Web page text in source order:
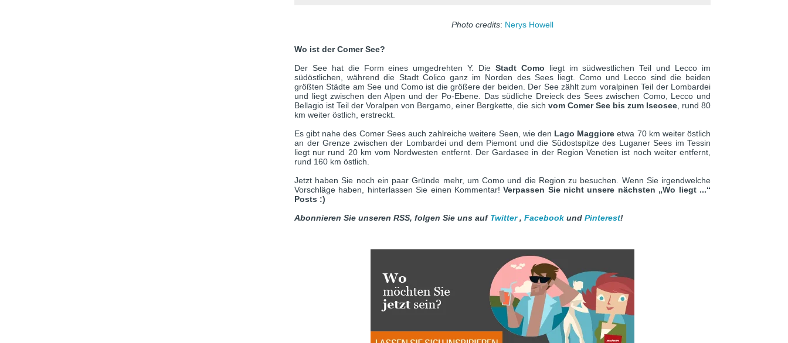
Photo credits: Nerys Howell
Wo ist der Comer See?
Der See hat die Form eines umgedrehten Y. Die Stadt Como liegt im südwestlichen Teil und Lecco im
südöstlichen, während die Stadt Colico ganz im Norden des Sees liegt. Como und Lecco sind die beiden
größten Städte am See und Como ist die größere der beiden. Der See zählt zum voralpinen Teil der Lombardei
und liegt zwischen den Alpen und der Po-Ebene. Das südliche Dreieck des Sees zwischen Como, Lecco und
Bellagio ist Teil der Voralpen von Bergamo, einer Bergkette, die sich vom Comer See bis zum Iseosee, rund 80
km weiter östlich, erstreckt.
Es gibt nahe des Comer Sees auch zahlreiche weitere Seen, wie den Lago Maggiore etwa 70 km weiter östlich
an der Grenze zwischen der Lombardei und dem Piemont und die Südostspitze des Luganer Sees im Tessin
liegt nur rund 20 km vom Nordwesten entfernt. Der Gardasee in der Region Venetien ist noch weiter entfernt,
rund 160 km östlich.
Jetzt haben Sie noch ein paar Gründe mehr, um Como und die Region zu besuchen. Wenn Sie irgendwelche
Vorschläge haben, hinterlassen Sie einen Kommentar!Verpassen Sie nicht unsere nächsten „Wo liegt ...“
Posts :)
Abonnieren Sie unseren RSS, folgen Sie uns auf Twitter, Facebook und Pinterest!